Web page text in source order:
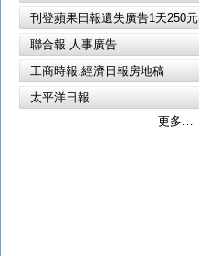
刊登蘋果日報遺失廣告1天250元
聯合報 人事廣告
工商時報.經濟日報房地稿
太平洋日報
更多…